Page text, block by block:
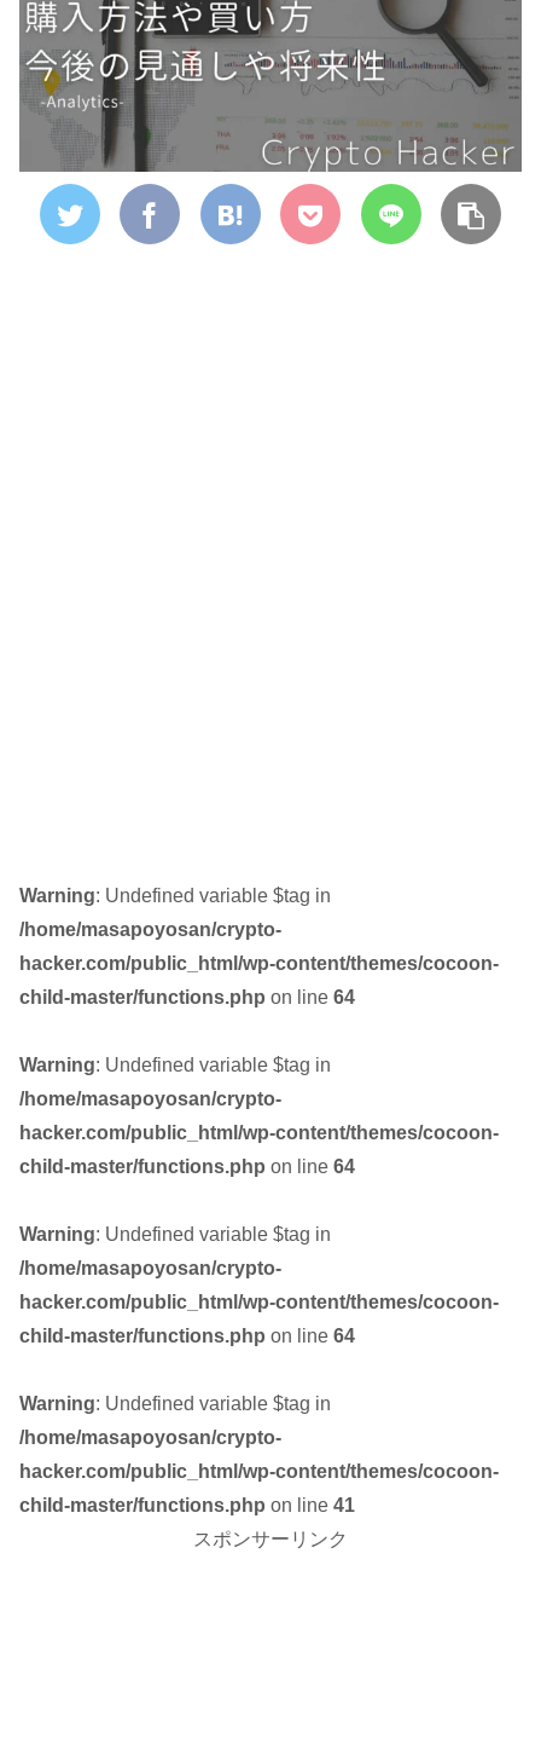
Warning: Undefined variable $tag in
/home/masapoyosan/crypto-
hacker.com/public_html/wp-content/themes/cocoon-
child-master/functions.php on line 64
Warning: Undefined variable $tag in
/home/masapoyosan/crypto-
hacker.com/public_html/wp-content/themes/cocoon-
child-master/functions.php on line 64
Warning: Undefined variable $tag in
/home/masapoyosan/crypto-
hacker.com/public_html/wp-content/themes/cocoon-
child-master/functions.php on line 64
Warning: Undefined variable $tag in
/home/masapoyosan/crypto-
hacker.com/public_html/wp-content/themes/cocoon-
child-master/functions.php on line 41
スポンサーリンク